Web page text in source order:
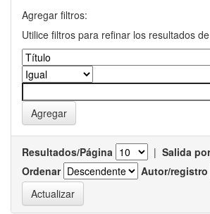
Agregar filtros:
Utilice filtros para refinar los resultados
Resultados/Página | Salida por
Ordenar
Autor/registro